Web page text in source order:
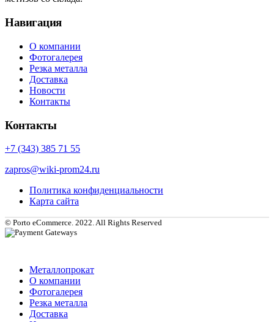
Навигация
О компании
Фотогалерея
Резка металла
Доставка
Новости
Контакты
Контакты
+7 (343) 385 71 55
zapros@wiki-prom24.ru
Политика конфиденциальности
Карта сайта
© Porto eCommerce. 2022. All Rights Reserved
Металлопрокат
О компании
Фотогалерея
Резка металла
Доставка